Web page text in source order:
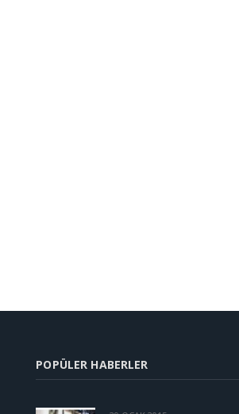
POPÜLER HABERLER